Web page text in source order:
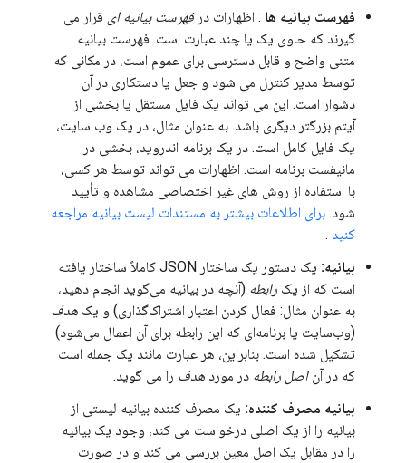
فهرست بیانیه ها : اظهارات درفهرست بیانیه ای قرار می
گیرند که حاوی یک یا چند عبارت است. فهرست بیانیه
متنی واضح و قابل دسترسی برای عموم است، در مکانی که
توسط مدیر کنترل می شود و جعل یا دستکاری در آن
دشوار است. این می تواند یک فایل مستقل یا بخشی از
آیتم بزرگتر دیگری باشد. به عنوان مثال، در یک وب سایت،
یک فایل کامل است. در یک برنامه اندروید، بخشی در
مانیفست برنامه است. اظهارات می تواند توسط هر کسی،
با استفاده از روش های غیر اختصاصی مشاهده و تأیید
شود. برای اطلاعات بیشتر به مستندات لیست بیانیه مراجعه
کنید .
بیانیه:
یک دستور یک ساختار JSON کاملاً ساختار یافته
است که از یک رابطه (آنچه در بیانیه می‌گوید انجام دهید،
به عنوان مثال: فعال کردن اعتبار اشتراک‌گذاری) و یک هدف
(وب‌سایت یا برنامه‌ای که این رابطه برای آن اعمال می‌شود)
تشکیل شده است. بنابراین، هر عبارت مانند یک جمله است
که در آناصل رابطه در مورد هدف را می گوید.
بیانیه مصرف کننده: یک مصرف کننده بیانیه لیستی از
بیانیه را از یک اصلی درخواست می کند، وجود یک بیانیه
را در مقابل یک اصل معین بررسی می کند و در صورت